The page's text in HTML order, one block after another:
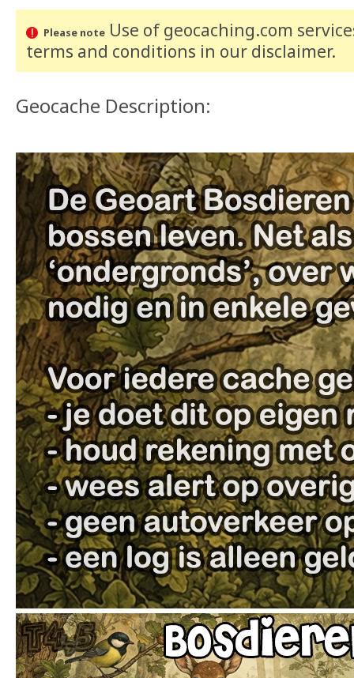
Please noteUse of geocaching.com
terms and conditions in our disclaimer.
Geocache Description: